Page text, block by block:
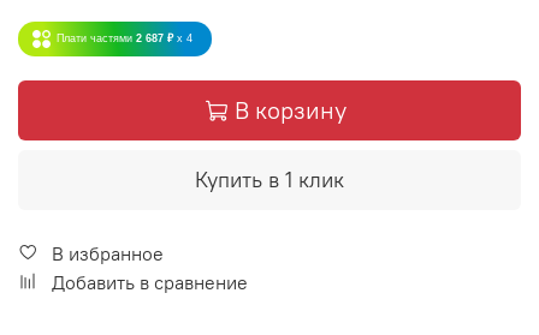
Плати частями 2 687 ₽ x 4
В корзину
Купить в 1 клик
В избранное
Добавить в сравнение